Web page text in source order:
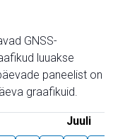
GNSS-
luuakse
paneelist on
graafikuid.
Juuli